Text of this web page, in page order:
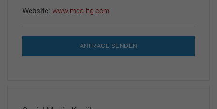
Website: www.mce-hg.com
ANFRAGE SENDEN